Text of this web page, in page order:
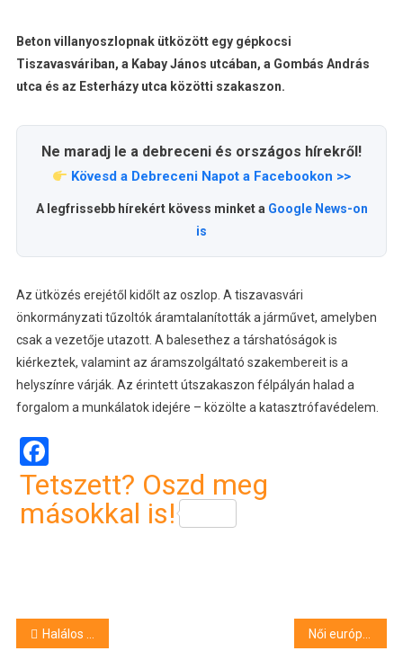
Beton villanyoszlopnak ütközött egy gépkocsi
Tiszavasváriban, a Kabay János utcában, a Gombás András
utca és az Esterházy utca közötti szakaszon.
Ne maradj le a debreceni és országos hírekről!
Kövesd a Debreceni Napot a Facebookon >>
A legfrissebb hírekért kövess minket a Google News-on
is
Az ütközés erejétől kidőlt az oszlop. A tiszavasvári
önkormányzati tűzoltók áramtalanították a járművet, amelyben
csak a vezetője utazott. A balesethez a társhatóságok is
kiérkeztek, valamint az áramszolgáltató szakembereit is a
helyszínre várják. Az érintett útszakaszon félpályán halad a
forgalom a munkálatok idejére – közölte a katasztrófavédelem.
Facebook
Tetszett? Oszd meg
másokkal is!
Bejegyzés
Halálos medvetámadás történt Erdélyben Női európai ifjúsági kézilabdaliga: döntőbe jutottak a debreceni lányok